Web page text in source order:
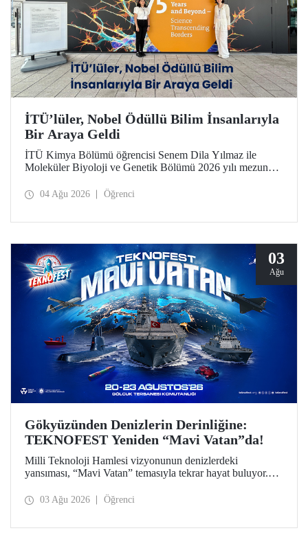
İTÜ’lüler, Nobel Ödüllü Bilim İnsanlarıyla
Bir Araya Geldi
İTÜ Kimya Bölümü öğrencisi Senem Dila Yılmaz ile
Moleküler Biyoloji ve Genetik Bölümü 2026 yılı mezunu
Etkinliklere Katılım Desteği kapsamında 75’inci Lindau
04 Ağu 2026 Öğrenci
03
Ağu
Gökyüzünden Denizlerin Derinliğine:
TEKNOFEST Yeniden “Mavi Vatan”da!
Milli Teknoloji Hamlesi vizyonunun denizlerdeki
yansıması, “Mavi Vatan” temasıyla tekrar hayat buluyor.
tarihlerinde Gölcük Tersanesi Komutanlığı’nda
03 Ağu 2026 Öğrenci